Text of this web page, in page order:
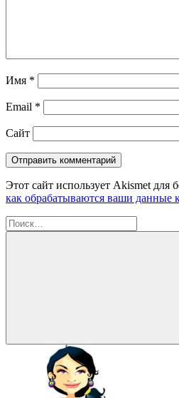
Имя *
Email *
Сайт
Этот сайт использует Akismet для
как обрабатываются ваши данные
Найти:
Поиск